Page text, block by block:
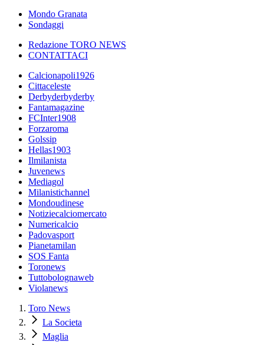
Mondo Granata
Sondaggi
Redazione TORO NEWS
CONTATTACI
Calcionapoli1926
Cittaceleste
Derbyderbyderby
Fantamagazine
FCInter1908
Forzaroma
Golssip
Hellas1903
Ilmilanista
Juvenews
Mediagol
Milanistichannel
Mondoudinese
Notiziecalciomercato
Numericalcio
Padovasport
Pianetamilan
SOS Fanta
Toronews
Tuttobolognaweb
Violanews
Toro News
La Societa
Maglia